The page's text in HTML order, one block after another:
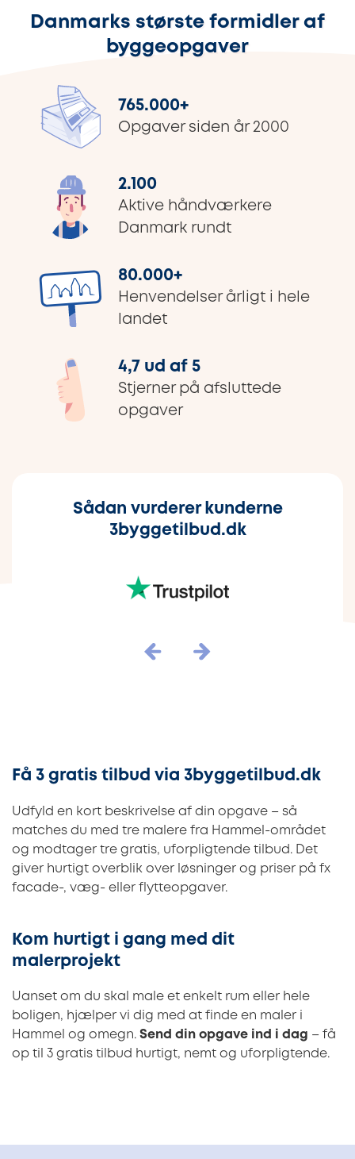
Danmarks største formidler af
byggeopgaver
765.000+
Opgaver siden år 2000
2.100
Aktive håndværkere
Danmark rundt
80.000+
Henvendelser årligt i hele
landet
4,7 ud af 5
Stjerner på afsluttede
opgaver
Sådan vurderer kunderne
3byggetilbud.dk
Få 3 gratis tilbud via 3byggetilbud.dk
Udfyld en kort beskrivelse af din opgave – så
matches du med tre malere fra Hammel-området
og modtager tre gratis, uforpligtende tilbud. Det
giver hurtigt overblik over løsninger og priser på fx
facade-, væg- eller flytteopgaver.
Kom hurtigt i gang med dit
malerprojekt
Uanset om du skal male et enkelt rum eller hele
boligen, hjælper vi dig med at finde en maler i
Hammel og omegn. Send din opgave ind i dag – få
op til 3 gratis tilbud hurtigt, nemt og uforpligtende.